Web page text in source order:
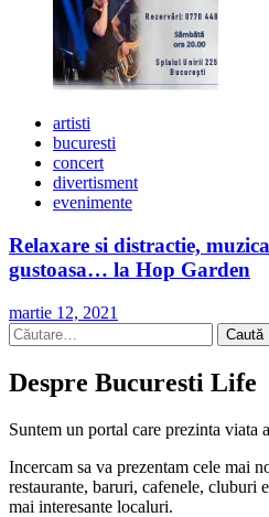
artisti
bucuresti
concert
divertisment
evenimente
Relaxare si distractie,
gustoasa… la Hop Garden
martie 12, 2021
Caută
după:
Despre Bucuresti Life
Suntem un portal care prezinta viata
Incercam sa va prezentam cele mai
restaurante, baruri, cafenele, cluburi
mai interesante localuri.